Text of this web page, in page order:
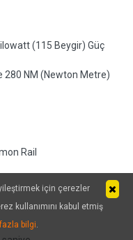
(115 Beygir) Güç
280 NM (Newton Metre)
Rail
için çerezler
kullanımını kabul etmiş
bilgi.